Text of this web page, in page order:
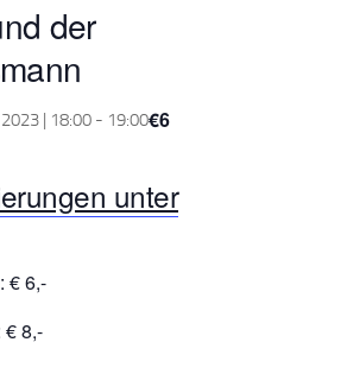
der
| 18:00 - 19:00€6
unter
€ 6,-
€ 8,-